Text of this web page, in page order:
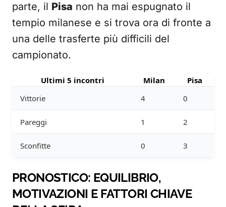
parte, il Pisa non ha mai espugnato il
tempio milanese e si trova ora di fronte a
una delle trasferte più difficili del
campionato.
Ultimi 5 incontri Milan
Pisa
Vittorie
4 0
Pareggi 1 2
Sconfitte 0 3
PRONOSTICO: EQUILIBRIO,
MOTIVAZIONI E FATTORI CHIAVE